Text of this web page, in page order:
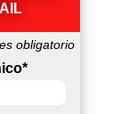
obligatorio
*